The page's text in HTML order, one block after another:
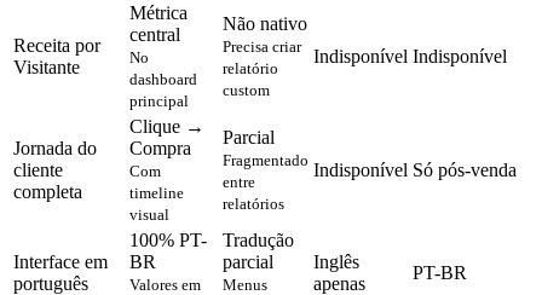
Receita por
Visitante
Métrica
central
No
dashboard
principal
Não nativo
Precisa criar
relatório
custom
Indisponível Indisponível
Jornada do
cliente
completa
Clique →
Compra
Com
timeline
visual
Parcial
Fragmentado
entre
relatórios
Indisponível Só pós-venda
Interface em
português
100% PT-
BR
Valores em
Tradução
parcial
Menus
Inglês
apenas
PT-BR